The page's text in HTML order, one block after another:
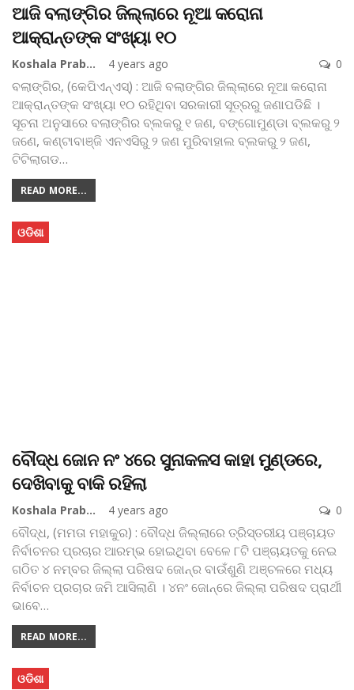
ଆଜି ବଲାଙ୍ଗିର ଜିଲ୍ଲାରେ ନୂଆ କରୋନା
ଆକ୍ରାନ୍ତଙ୍କ ସଂଖ୍ୟା ୧୦
Koshala Prabaha 4 years ago 0
ବଲାଙ୍ଗିର, (କେପିଏନ୍‌ଏସ୍‌) : ଆଜି ବଲାଙ୍ଗିର ଜିଲ୍ଲାରେ ନୂଆ କରୋନା
ଆକ୍ରାନ୍ତଙ୍କ ସଂଖ୍ୟା ୧୦ ରହିଥିବା ସରକାରୀ ସୂତ୍ରରୁ ଜଣାପଡିଛି ।
ସୂଚନା ଅନୁସାରେ ବଲାଙ୍ଗିର ବ୍ଲକରୁ ୧ ଜଣ, ବଙ୍ଗୋମୁଣ୍ଡା ବ୍ଲକରୁ ୨
ଜଣେ, କଣ୍ଟାବାଞ୍ଜି ଏନଏସିରୁ ୨ ଜଣ ମୁରିବାହାଲ ବ୍ଲକରୁ ୨ ଜଣ,
ଟିଟିଲାଗଡ…
READ MORE...
ଓଡିଶା
ବୌଦ୍ଧ ଜୋନ ନଂ ୪ରେ ସୁନାକଳସ କାହା ମୁଣ୍ଡରେ,
ଦେଖିବାକୁ ବାକି ରହିଲା
Koshala Prabaha 4 years ago 0
ବୌଦ୍ଧ, (ମମତା ମହାକୁର) : ବୌଦ୍ଧ ଜିଲ୍ଲାରେ ତ୍ରିସ୍ତରୀୟ ପଞ୍ଚାୟତ
ନିର୍ବାଚନର ପ୍ରଚାର ଆରମ୍ଭ ହୋଇଥିବା ବେଳେ ୮ଟି ପଞ୍ଚାୟତକୁ ନେଇ
ଗଠିତ ୪ ନମ୍ବର ଜିଲ୍ଲା ପରିଷଦ ଜୋନ୍‌ର ବାଉଁଶୁଣି ଅଞ୍ଚଳରେ ମଧ୍ୟ
ନିର୍ବାଚନ ପ୍ରଚାର ଜମି ଆସିଲାଣି । ୪ନଂ ଜୋନ୍‌ରେ ଜିଲ୍ଲା ପରିଷଦ ପ୍ରାର୍ଥୀ
ଭାବେ…
READ MORE...
ଓଡିଶା